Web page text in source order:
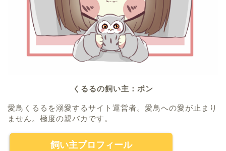
くるるの飼い主：ポン
愛鳥くるるを溺愛するサイト運営者。愛鳥への愛が止まり
ません。極度の親バカです。
飼い主プロフィール